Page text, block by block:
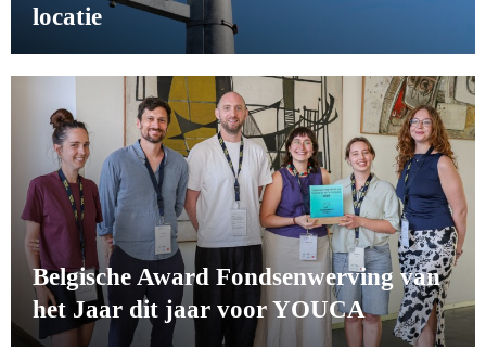
locatie
Belgische Award Fondsenwerving van
het Jaar dit jaar voor YOUCA